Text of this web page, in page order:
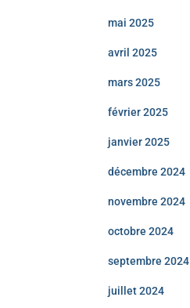
mai 2025
avril 2025
mars 2025
février 2025
janvier 2025
décembre 2024
novembre 2024
octobre 2024
septembre 2024
juillet 2024